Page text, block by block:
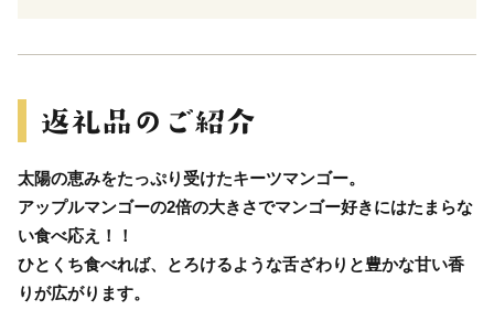
太陽の恵みをたっぷり受けたキーツマンゴー。
アップルマンゴーの2倍の大きさでマンゴー好きにはたまらな
い食べ応え！！
ひとくち食べれば、とろけるような舌ざわりと豊かな甘い香
りが広がります。